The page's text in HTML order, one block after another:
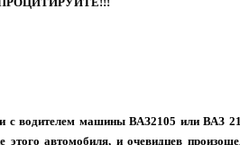
водителем машины ВАЗ2105 или ВАЗ
этого автомобиля, и очевидцев